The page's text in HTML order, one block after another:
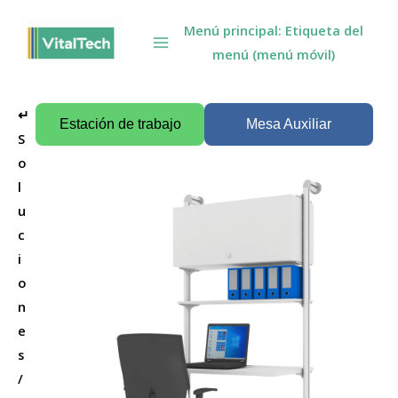
contenido
Menú principal: Etiqueta del
menú (menú móvil)
Estación de trabajo Mesa Auxiliar
↵
S
o
l
u
c
i
o
n
e
s
/